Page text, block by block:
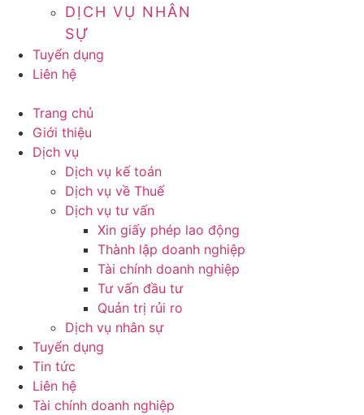
DỊCH VỤ NHÂN
SỰ
Tuyển dụng
Liên hệ
Trang chủ
Giới thiệu
Dịch vụ
Dịch vụ kế toán
Dịch vụ về Thuế
Dịch vụ tư vấn
Xin giấy phép lao động
Thành lập doanh nghiệp
Tài chính doanh nghiệp
Tư vấn đầu tư
Quản trị rủi ro
Dịch vụ nhân sự
Tuyển dụng
Tin tức
Liên hệ
Tài chính doanh nghiệp